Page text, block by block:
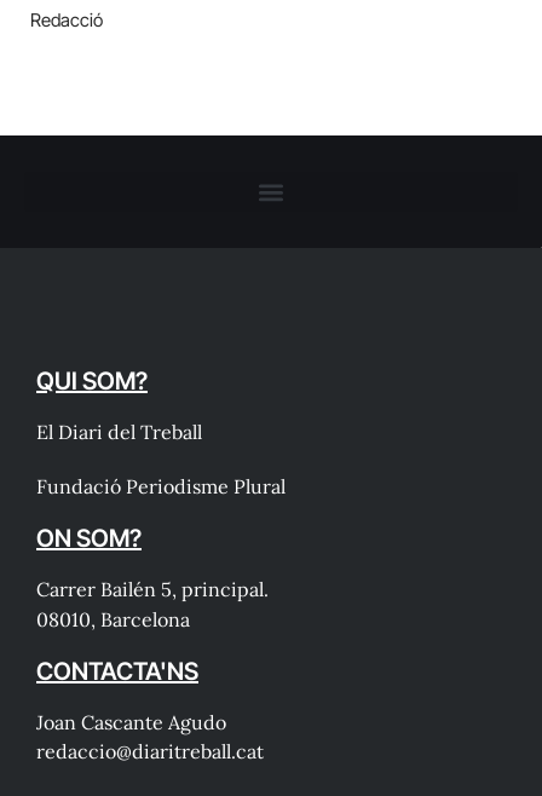
Redacció
QUI SOM?
El Diari del Treball
Fundació Periodisme Plural
ON SOM?
Carrer Bailén 5, principal.
08010, Barcelona
CONTACTA'NS
Joan Cascante Agudo
redaccio@diaritreball.cat